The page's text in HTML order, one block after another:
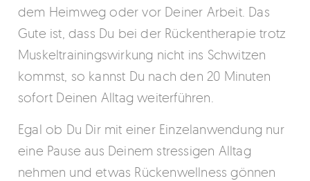
dem Heimweg oder vor Deiner Arbeit. Das
Gute ist, dass Du bei der Rückentherapie trotz
Muskeltrainingswirkung nicht ins Schwitzen
kommst, so kannst Du nach den 20 Minuten
sofort Deinen Alltag weiterführen.
Egal ob Du Dir mit einer Einzelanwendung nur
eine Pause aus Deinem stressigen Alltag
nehmen und etwas Rückenwellness gönnen